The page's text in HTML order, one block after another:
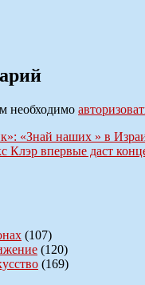
необходимо
«Знай наших » в
Клэр впервые даст
(107)
(120)
(169)